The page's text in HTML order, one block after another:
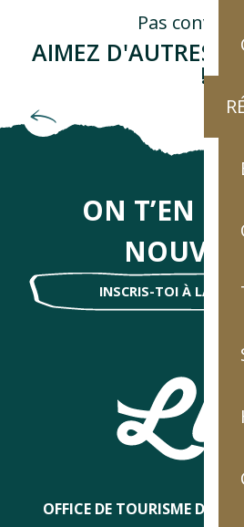
Pas
AIMEZ D'AUTRES
!
Goût aiguisé pour
ON T’EN
INSCRIS-TOI À LA
OFFICE DE TOURISME DE